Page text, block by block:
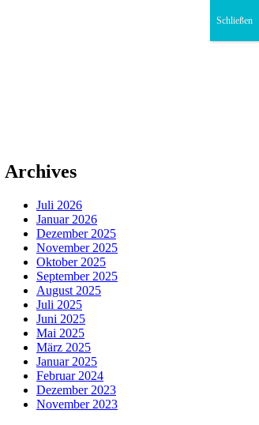
Archives
Juli 2026
Januar 2026
Dezember 2025
November 2025
Oktober 2025
September 2025
August 2025
Juli 2025
Juni 2025
Mai 2025
März 2025
Januar 2025
Februar 2024
Dezember 2023
November 2023
Schließen